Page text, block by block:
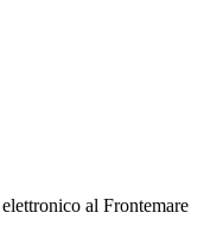
al Frontemare